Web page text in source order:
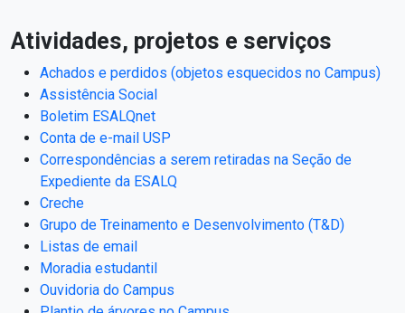
Atividades, projetos e serviços
Achados e perdidos (objetos esquecidos no Campus)
Assistência Social
Boletim ESALQnet
Conta de e-mail USP
Correspondências a serem retiradas na Seção de
Expediente da ESALQ
Creche
Grupo de Treinamento e Desenvolvimento (T&D)
Listas de email
Moradia estudantil
Ouvidoria do Campus